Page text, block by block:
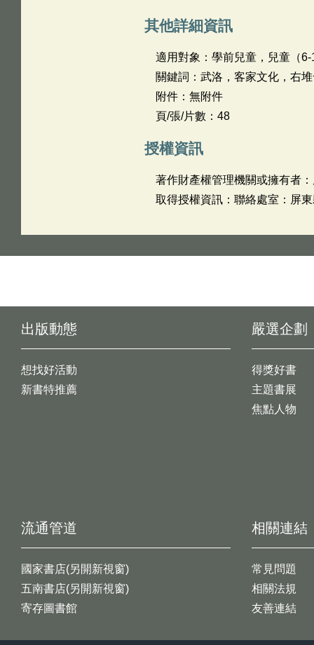
其他詳細資訊
適用對象：學前兒童，兒童（
關鍵詞：武洛，客家文化，右
附件：無附件
頁/張/片數：48
授權資訊
著作財產權管理機關或擁有者
取得授權資訊：聯絡處室：屏
出版動態
想找好活動
新書特推薦
嚴選企劃
得獎好書
主題書展
焦點人物
流通管道
國家書店(另開新視窗)
五南書店(另開新視窗)
寄存圖書館
相關連結
常見問題
相關法規
友善連結